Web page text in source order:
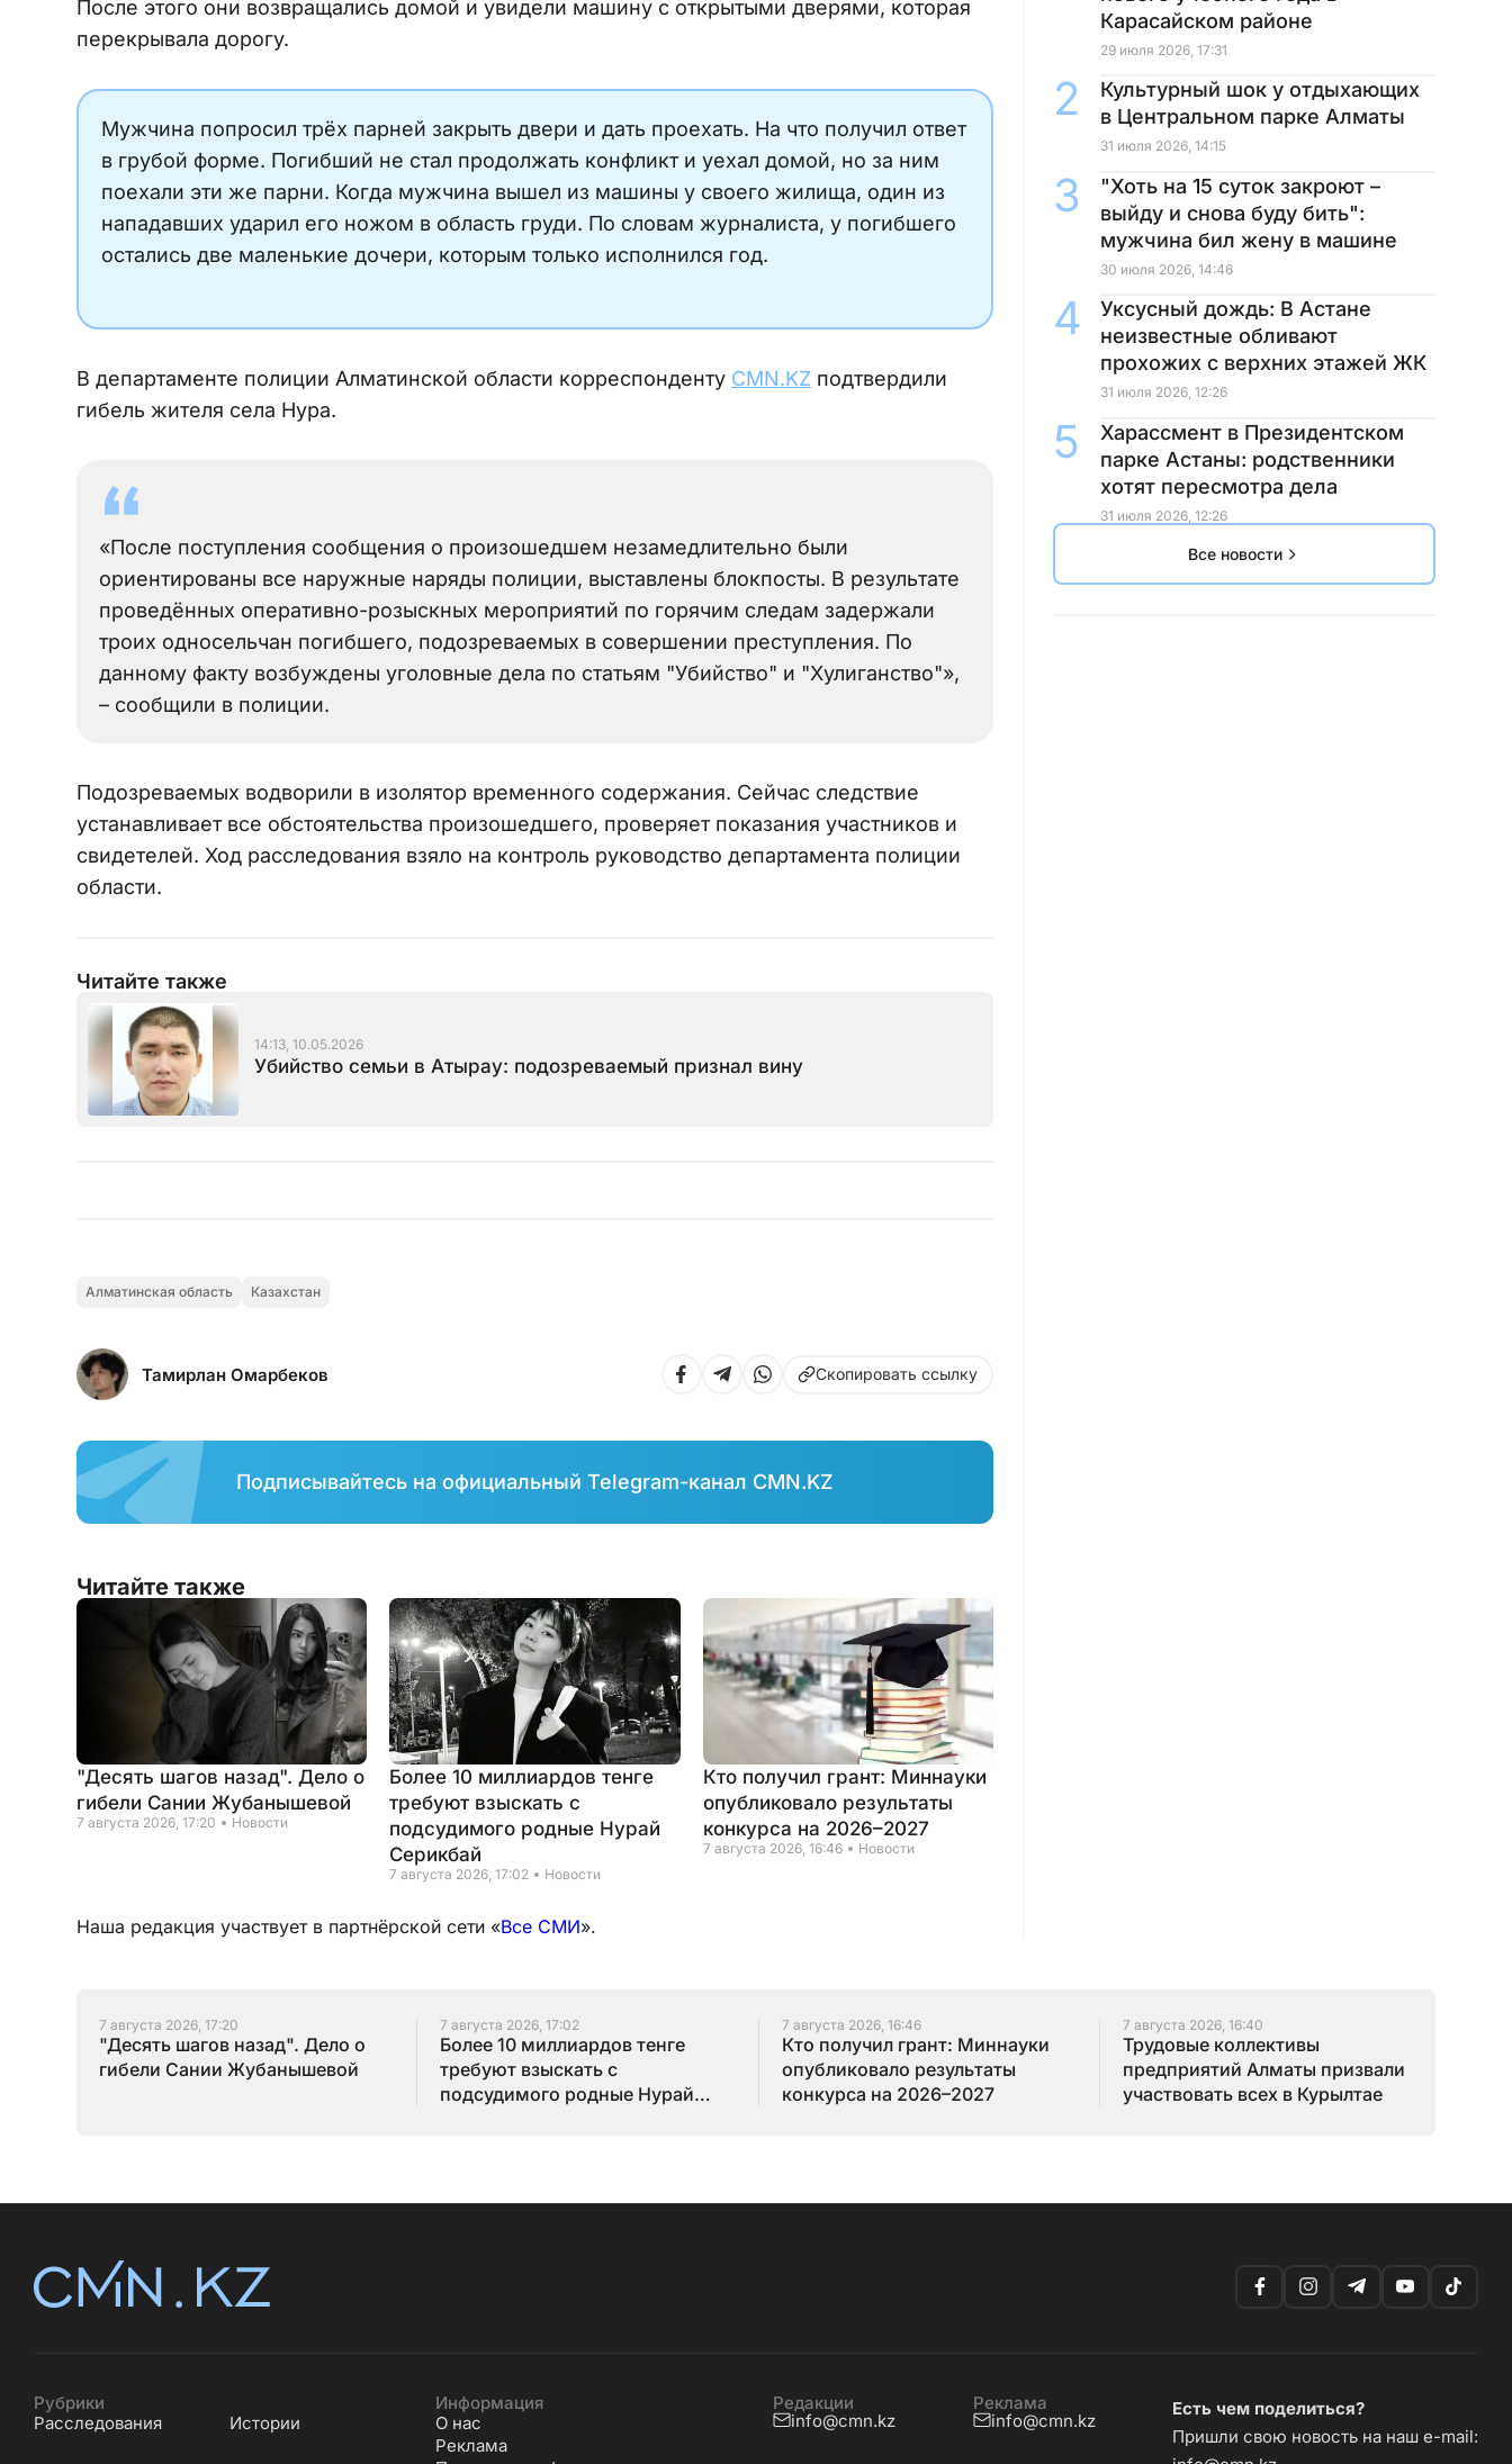
После этого они возвращались домой и увидели машину с открытыми дверями, которая
перекрывала дорогу.
Мужчина попросил трёх парней закрыть двери и дать проехать. На что получил ответ
в грубой форме. Погибший не стал продолжать конфликт и уехал домой, но за ним
поехали эти же парни. Когда мужчина вышел из машины у своего жилища, один из
нападавших ударил его ножом в область груди. По словам журналиста, у погибшего
остались две маленькие дочери, которым только исполнился год.
В департаменте полиции Алматинской области корреспонденту CMN.KZ подтвердили
гибель жителя села Нура.
«После поступления сообщения о произошедшем незамедлительно были
ориентированы все наружные наряды полиции, выставлены блокпосты. В результате
проведённых оперативно-розыскных мероприятий по горячим следам задержали
троих односельчан погибшего, подозреваемых в совершении преступления. По
данному факту возбуждены уголовные дела по статьям "Убийство" и "Хулиганство"»,
– сообщили в полиции.
Подозреваемых водворили в изолятор временного содержания. Сейчас следствие
устанавливает все обстоятельства произошедшего, проверяет показания участников и
свидетелей. Ход расследования взяло на контроль руководство департамента полиции
области.
Читайте также
14:13, 10.05.2026
Убийство семьи в Атырау: подозреваемый признал вину
Алматинская область Казахстан
Тамирлан Омарбеков Скопировать ссылку
Подписывайтесь на официальный Telegram-канал CMN.KZ
Читайте также
"Десять шагов назад". Дело о
гибели Сании Жубанышевой
7 августа 2026, 17:20 Новости
Более 10 миллиардов тенге
требуют взыскать с
подсудимого родные Нурай
Серикбай
7 августа 2026, 17:02 Новости
Кто получил грант: Миннауки
опубликовало результаты
конкурса на 2026–2027
7 августа 2026, 16:46 Новости
Наша редакция участвует в партнёрской сети «Все СМИ».
Карасайском районе
29 июля 2026, 17:31
Культурный шок у отдыхающих
в Центральном парке Алматы
31 июля 2026, 14:15
"Хоть на 15 суток закроют –
выйду и снова буду бить":
мужчина бил жену в машине
30 июля 2026, 14:46
Уксусный дождь: В Астане
неизвестные обливают
прохожих с верхних этажей ЖК
31 июля 2026, 12:26
Харассмент в Президентском
парке Астаны: родственники
хотят пересмотра дела
31 июля 2026, 12:26
Все новости
7 августа 2026, 17:20
"Десять шагов назад". Дело о
гибели Сании Жубанышевой
7 августа 2026, 17:02
Более 10 миллиардов тенге
требуют взыскать с
подсудимого родные Нурай
7 августа 2026, 16:46
Кто получил грант: Миннауки
опубликовало результаты
конкурса на 2026–2027
7 августа 2026, 16:40
Трудовые коллективы
предприятий Алматы призвали
участвовать всех в Курылтае
Рубрики
Расследования
Истории
Информация
О нас
Реклама
Редакции
info@cmn.kz
Реклама
info@cmn.kz
Есть чем поделиться?
Пришли свою новость на наш e-mail: